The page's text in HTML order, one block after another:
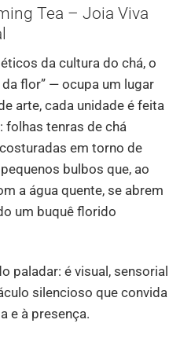
Tea – Joia Viva
da cultura do chá, o
flor” — ocupa um lugar
arte, cada unidade é feita
folhas tenras de chá
em torno de
bulbos que, ao
a água quente, se abrem
um buquê florido
paladar: é visual, sensorial
silencioso que convida
e à presença.